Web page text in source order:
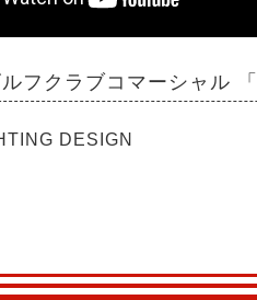
フクラブコマーシャル
DESIGN